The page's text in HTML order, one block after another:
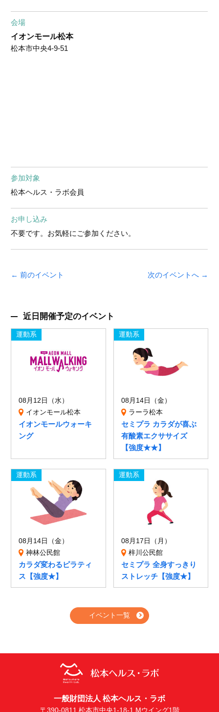
会場
イオンモール松本
松本市中央4-9-51
参加対象
松本ヘルス・ラボ会員
お申し込み
不要です。お気軽にご参加ください。
← 前のイベント 次のイベントへ →
近日開催予定のイベント
運動系
08月12日（水）
イオンモール松本
イオンモールウォーキ
ング
運動系
08月14日（金）
ラーラ松本
セミプラ カラダが喜ぶ
有酸素エクササイズ
【強度★★】
運動系
08月14日（金）
神林公民館
カラダ変わるピラティ
ス【強度★】
運動系
08月17日（月）
梓川公民館
セミプラ 全身すっきり
ストレッチ【強度★】
イベント一覧
一般財団法人 松本ヘルス・ラボ
〒390-0811 松本市中央1-18-1 Mウイング1階